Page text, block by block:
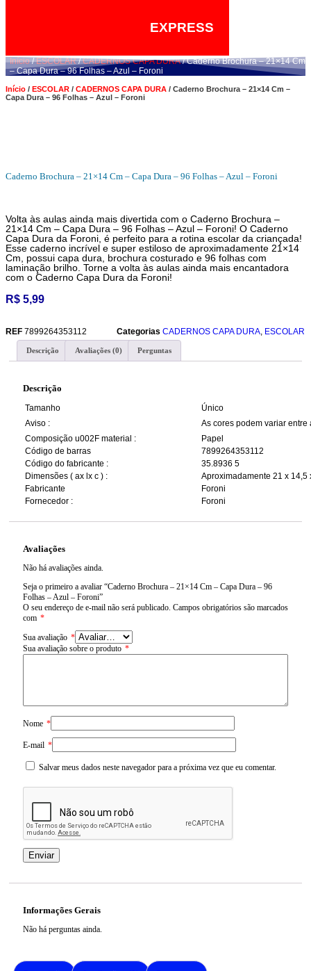
EXPRESS
Início/ESCOLAR/CADERNOS CAPA DURA/ Caderno Brochura – 21×14 Cm
– Capa Dura – 96 Folhas – Azul – Foroni
Início / ESCOLAR / CADERNOS CAPA DURA / Caderno Brochura – 21×14 Cm –
Capa Dura – 96 Folhas – Azul – Foroni
Caderno Brochura – 21×14 Cm – Capa Dura – 96 Folhas – Azul – Foroni
Volta às aulas ainda mais divertida com o Caderno Brochura –
21×14 Cm – Capa Dura – 96 Folhas – Azul – Foroni! O Caderno
Capa Dura da Foroni, é perfeito para a rotina escolar da criançada!
Esse caderno incrível e super estiloso de aproximadamente 21×14
Cm, possui capa dura, brochura costurado e 96 folhas com
laminação brilho. Torne a volta às aulas ainda mais encantadora
com o Caderno Capa Dura da Foroni!
R$ 5,99
REF 7899264353112 Categorias CADERNOS CAPA DURA, ESCOLAR
Descrição Avaliações (0) Perguntas
Descrição
Tamanho
Único
Aviso :
As cores podem variar
Composição u002F material :
Papel
Código de barras
7899264353112
Código do fabricante :
35.8936 5
Dimensões ( ax lx c ) :
Aproximadamente 21 x 14,5
Fabricante
Foroni
Fornecedor :
Foroni
Avaliações
Não há avaliações ainda.
Seja o primeiro a avaliar “Caderno Brochura – 21×14 Cm – Capa Dura – 96
Folhas – Azul – Foroni”
O seu endereço de e-mail não será publicado. Campos obrigatórios são marcados
com *
Sua avaliação *
Sua avaliação sobre o produto *
Nome *
E-mail *
Salvar meus dados neste navegador para a próxima vez que eu comentar.
Informações Gerais
Não há perguntas ainda.